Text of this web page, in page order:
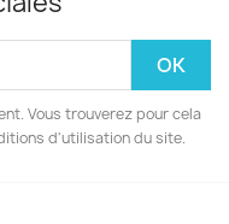
Vous trouverez pour cela
d'utilisation du site.